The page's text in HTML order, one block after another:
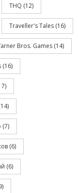
THQ (12)
Traveller's Tales (16)
Bros. Games (14)
(16)
(7)
(6)
(6)